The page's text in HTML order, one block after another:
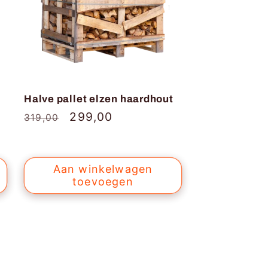
Halve pallet elzen haardhout
Normale
319,00 Aanbiedingsprijs
299,00
Aan winkelwagen
toevoegen